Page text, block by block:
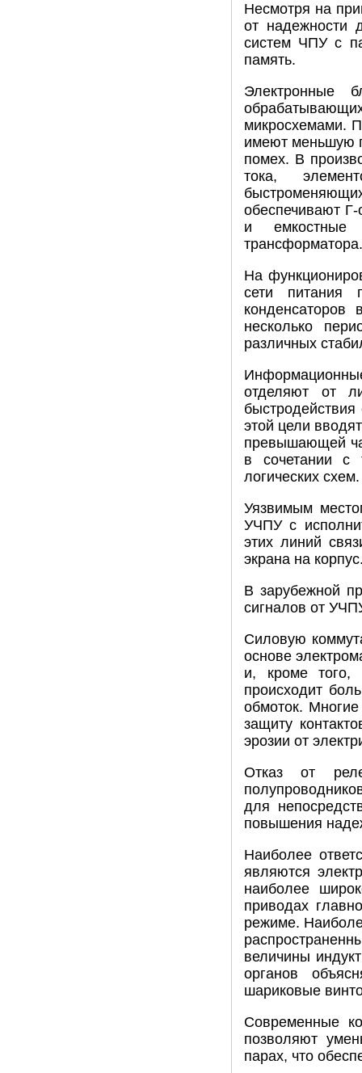
Несмотря на
от надежности
систем ЧПУ с
память.
Электронные
микросхемами.
имеют меньшую
помех. В
тока,
обеспечивают
и емкостные
трансформатора.
На
сети питания
несколько
различных
отделяют от
этой цели
превышающей
в сочетании с
логических схем.
Уязвимым
УЧПУ с
этих линий
экрана на
В зарубежной
сигналов от
Силовую
основе
и, кроме того,
происходит
обмоток.
защиту
эрозии от
Отказ от
для
повышения
Наиболее
являются
наиболее
приводах
режиме.
величины
органов
шариковые
Современные
позволяют
парах, что